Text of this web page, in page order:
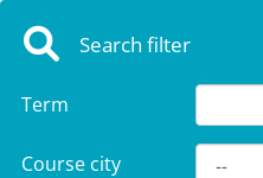
Search filter
Term
Course city